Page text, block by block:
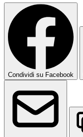
Condividi su Facebook